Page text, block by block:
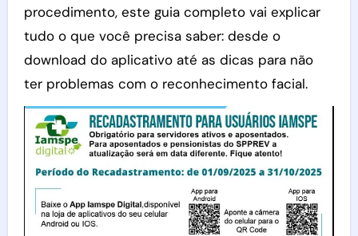
procedimento, este guia completo vai explicar
tudo o que você precisa saber: desde o
download do aplicativo até as dicas para não
ter problemas com o reconhecimento facial.